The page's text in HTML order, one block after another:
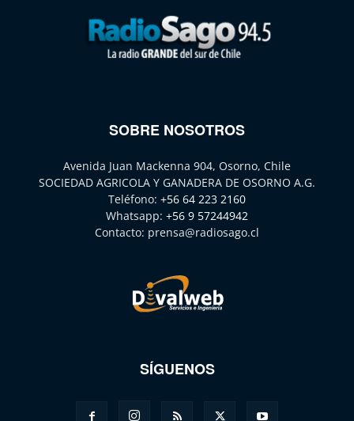
SOBRE NOSOTROS
Avenida Juan Mackenna 904, Osorno, Chile
SOCIEDAD AGRICOLA Y GANADERA DE OSORNO A.G.
Teléfono: +56 64 223 2160
Whatsapp: +56 9 57244942
Contacto: prensa@radiosago.cl
SÍGUENOS